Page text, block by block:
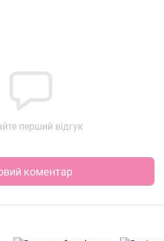
перший відгук
коментар